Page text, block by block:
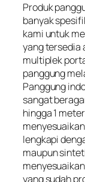
Produk
banyak
kami untuk
yang tersedia
multiplek
panggung
Panggung
sangat
hingga 1
lengkapi
maupun
yang sudah